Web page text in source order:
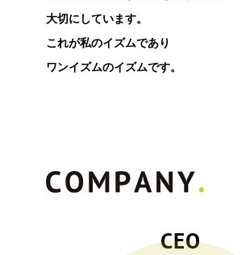
大切にしています。
これが私のイズムであり
ワンイズムのイズムです。
CEO